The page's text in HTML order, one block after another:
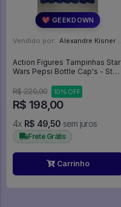
💖 GEEKDOWN
Vendido por: Alexandre Kisner - PR
Action Figures Tampinhas Star
Wars Pepsi Bottle Cap's - Star
R$ 220,00
10% OFF
R$ 198,00
4x R$ 49,50 sem juros
Frete Grátis
Carrinho